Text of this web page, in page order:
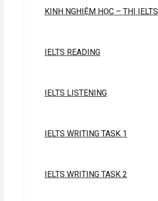
KINH NGHIỆM HỌC – THI IELTS
IELTS READING
IELTS LISTENING
IELTS WRITING TASK 1
IELTS WRITING TASK 2